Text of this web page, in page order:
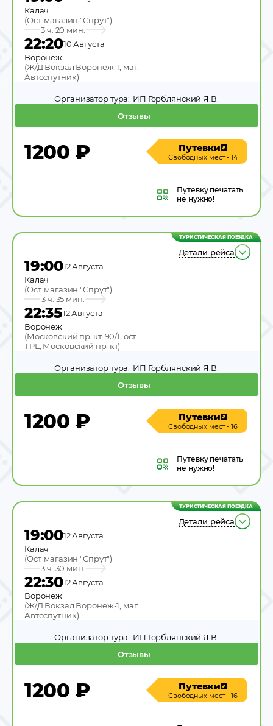
Калач
(Ост. магазин "Спрут")
3 ч. 20 мин.
22:2010 Августа
Воронеж
(Ж/Д Вокзал Воронеж-1, маг.
Автоспутник)
Отзывы
Организатор тура: ИП Горблянский Я.В.
1200 ₽ Путевки
Свободных мест - 14
Путевкупечатать
не нужно!
ТУРИСТИЧЕСКАЯ ПОЕЗДКА
Детали рейса
19:0012 Августа
Калач
(Ост. магазин "Спрут")
3 ч. 35 мин.
22:3512 Августа
Воронеж
(Московский пр-кт, 90/1, ост.
ТРЦ Московский пр-кт)
Отзывы
Организатор тура: ИП Горблянский Я.В.
1200 ₽ Путевки
Свободных мест - 16
Путевкупечатать
не нужно!
ТУРИСТИЧЕСКАЯ ПОЕЗДКА
Детали рейса
19:0012 Августа
Калач
(Ост. магазин "Спрут")
3 ч. 30 мин.
22:3012 Августа
Воронеж
(Ж/Д Вокзал Воронеж-1, маг.
Автоспутник)
Отзывы
Организатор тура: ИП Горблянский Я.В.
1200 ₽ Путевки
Свободных мест - 16